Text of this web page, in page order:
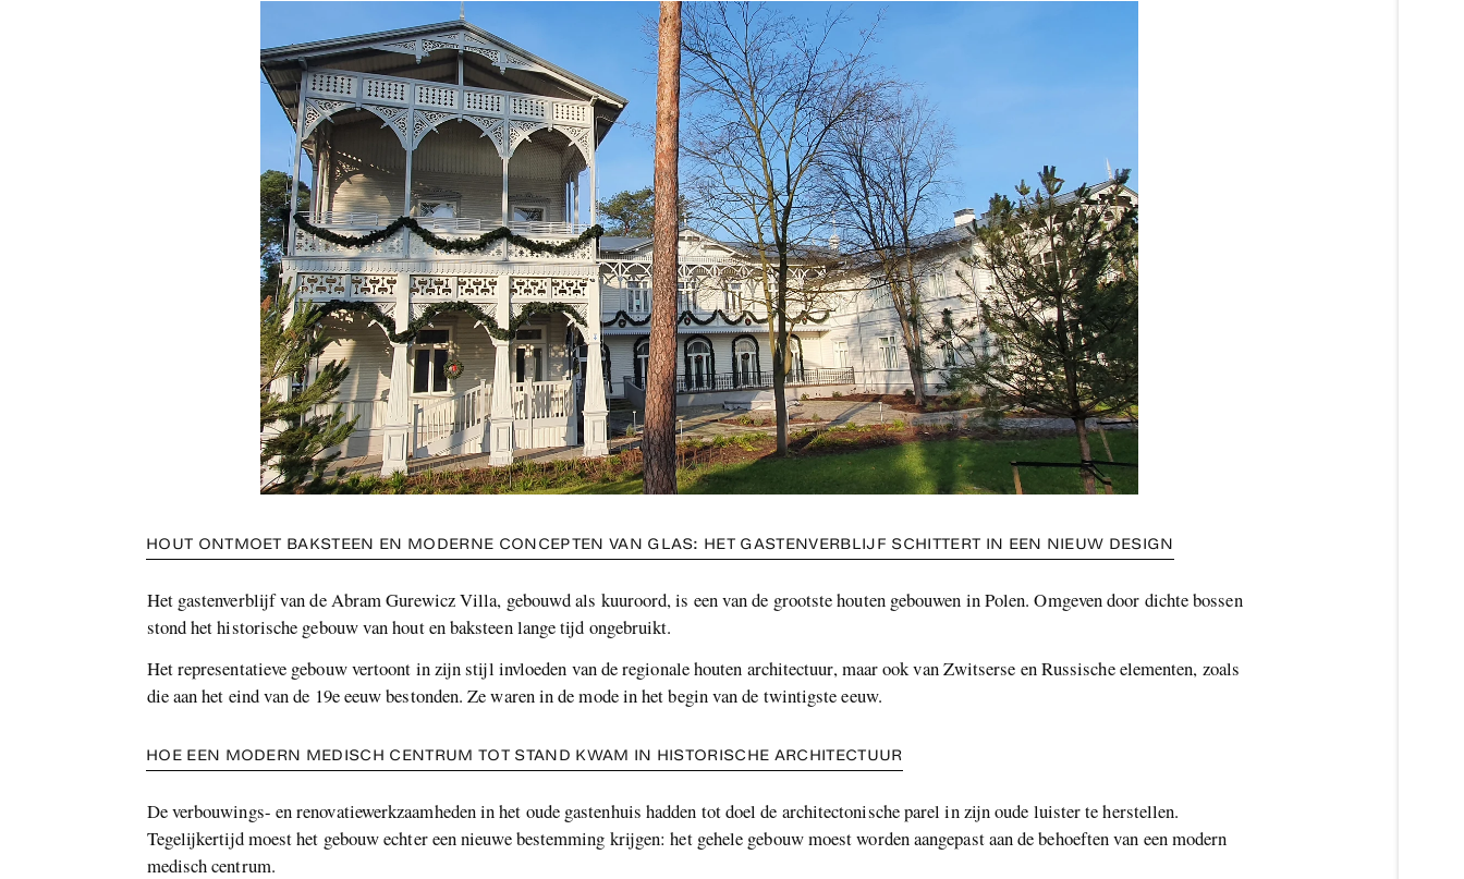
HOUT ONTMOET BAKSTEEN EN MODERNE CONCEPTEN VAN GLAS: HET GASTENVERBLIJF SCHITTERT IN EEN NIEUW DESIGN
Het gastenverblijf van de Abram Gurewicz Villa, gebouwd als kuuroord, is een van de grootste houten gebouwen in Polen. Omgeven door dichte bossen
stond het historische gebouw van hout en baksteen lange tijd ongebruikt.
Het representatieve gebouw vertoont in zijn stijl invloeden van de regionale houten architectuur, maar ook van Zwitserse en Russische elementen, zoals
die aan het eind van de 19e eeuw bestonden. Ze waren in de mode in het begin van de twintigste eeuw.
HOE EEN MODERN MEDISCH CENTRUM TOT STAND KWAM IN HISTORISCHE ARCHITECTUUR
De verbouwings- en renovatiewerkzaamheden in het oude gastenhuis hadden tot doel de architectonische parel in zijn oude luister te herstellen.
Tegelijkertijd moest het gebouw echter een nieuwe bestemming krijgen: het gehele gebouw moest worden aangepast aan de behoeften van een modern
medisch centrum.